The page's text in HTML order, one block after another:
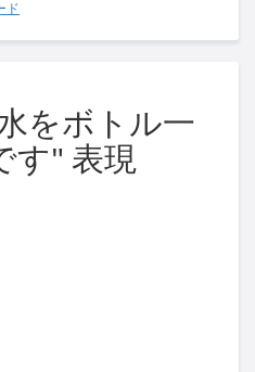
ド
をボトル一
す" 表現